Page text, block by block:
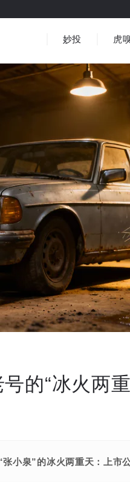
金融财经 出海
观点
妙投 虎
的“冰火两
小泉”的冰火两重天：上